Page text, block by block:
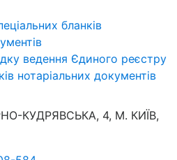
бланків
ведення Єдиного реєстру
нотаріальних документів
КУДРЯВСЬКА, 4, М. КИЇВ,